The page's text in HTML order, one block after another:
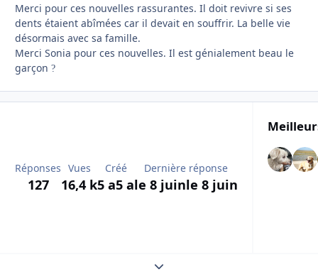
Merci pour ces nouvelles rassurantes. Il doit revivre si ses
dents étaient abîmées car il devait en souffrir. La belle vie
désormais avec sa famille.
Merci Sonia pour ces nouvelles. Il est génialement beau le
garçon ?
Réponses
127
Vues
16,4 k
Créé
5 a5 a
Dernière réponse
le 8 juinle 8 juin
Expand topic overview